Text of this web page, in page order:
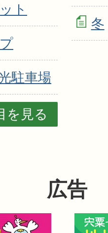
ト
駐車場
を見る
冬
広告